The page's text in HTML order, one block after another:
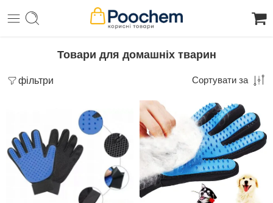
Товари для домашніх тварин
фільтри Сортувати за